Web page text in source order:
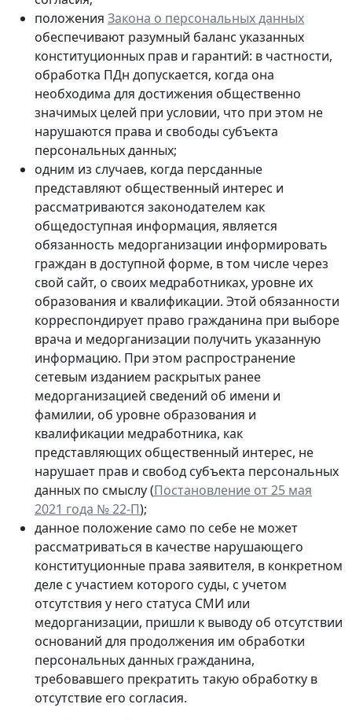
положения Закона о персональных данных
обеспечивают разумный баланс указанных
конституционных прав и гарантий: в частности,
обработка ПДн допускается, когда она
необходима для достижения общественно
значимых целей при условии, что при этом не
нарушаются права и свободы субъекта
персональных данных;
одним из случаев, когда персданные
представляют общественный интерес и
рассматриваются законодателем как
общедоступная информация, является
обязанность медорганизации информировать
граждан в доступной форме, в том числе через
свой сайт, о своих медработниках, уровне их
образования и квалификации. Этой обязанности
корреспондирует право гражданина при выборе
врача и медорганизации получить указанную
информацию. При этом распространение
сетевым изданием раскрытых ранее
медорганизацией сведений об имени и
фамилии, об уровне образования и
квалификации медработника, как
представляющих общественный интерес, не
нарушает прав и свобод субъекта персональных
данных по смыслу (Постановление от 25 мая
2021 года № 22-П);
данное положение само по себе не может
рассматриваться в качестве нарушающего
конституционные права заявителя, в конкретном
деле с участием которого суды, с учетом
отсутствия у него статуса СМИ или
медорганизации, пришли к выводу об отсутствии
оснований для продолжения им обработки
персональных данных гражданина,
требовавшего прекратить такую обработку в
отсутствие его согласия.